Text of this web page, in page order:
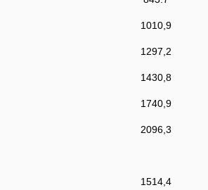
1010,9
1297,2
1430,8
1740,9
2096,3
1514,4